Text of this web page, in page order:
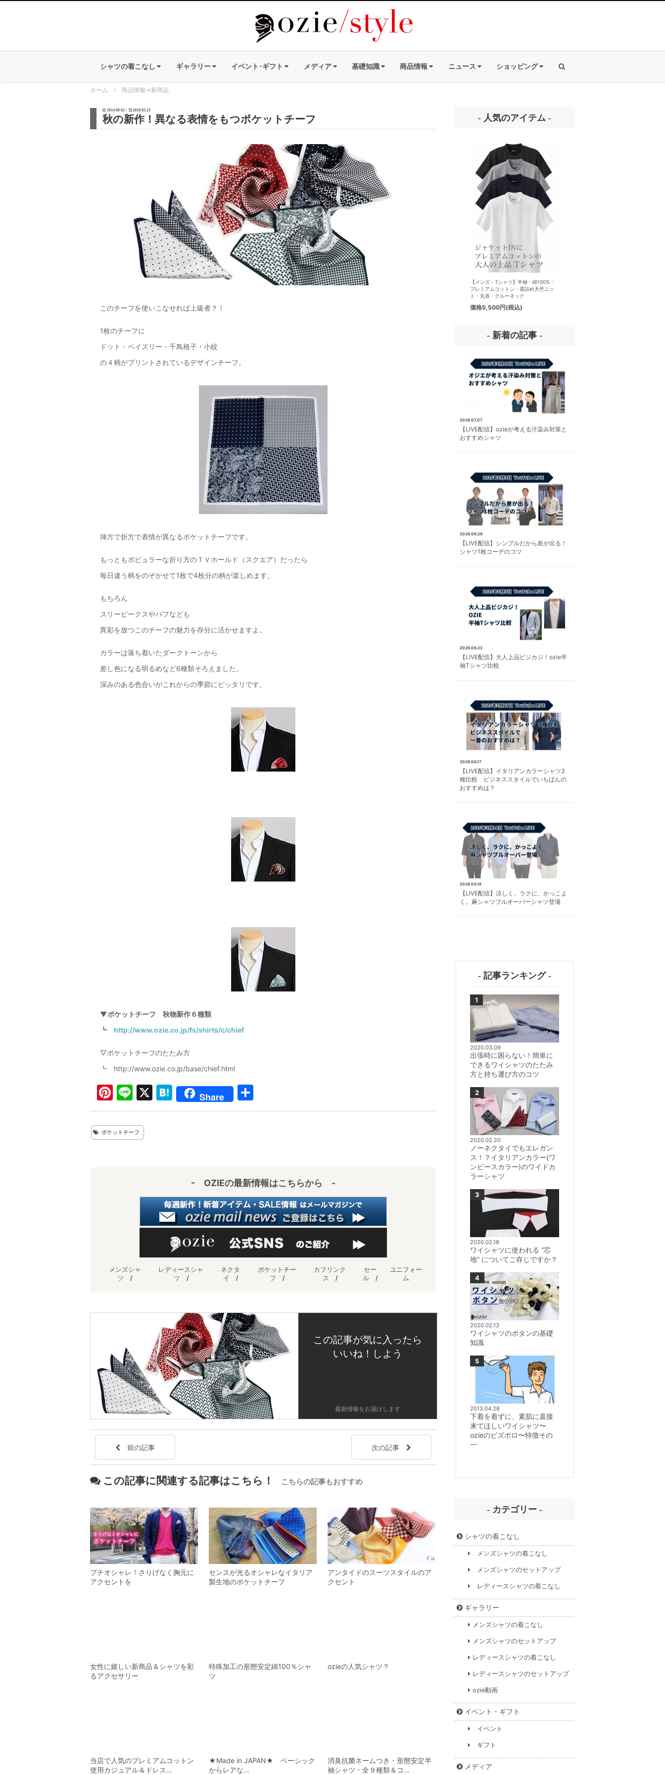
シャツの着こなし ギャラリー イベント･ギフト メディア 基礎知識 商品情報 ニュース ショッピング
ホーム 商品情報→新商品
2014.09.02 / 2018.03.23
秋の新作！異なる表情をもつポケットチーフ
このチーフを使いこなせれば上級者？！
1枚のチーフに
ドット・ペイズリー・千鳥格子・小紋
の４柄がプリントされているデザインチーフ。
挿方で折方で表情が異なるポケットチーフです。
もっともポピュラーな折り方のＴＶホールド（スクエア）だったら
毎日違う柄をのぞかせて1枚で4枚分の柄が楽しめます。
もちろん
スリーピークスやパフなども
異彩を放つこのチーフの魅力を存分に活かせますよ。
カラーは落ち着いたダークトーンから
差し色になる明るめなど6種類そろえました。
深みのある色合いがこれからの季節にピッタリです。
▼ポケットチーフ 秋物新作６種類
┗ http://www.ozie.co.jp/fs/shirts/c/chief
▽ポケットチーフのたたみ方
┗ http://www.ozie.co.jp/base/chief.html
Pi
nt
er
e
Li
n
e
X
H
at
Share
有
ポケットチーフ
- OZIEの最新情報はこちらから -
メンズシャ
ツ /
レディースシャ
ツ /
ネクタ
イ
/
ポケットチー
フ /
カフリンク
ス /
セー
ル/
ユニフォー
ム
この記事が気に入ったら
いいね！しよう
最新情報をお届けします
前の記事 次の記事
この記事に関連する記事はこちら！ こちらの記事もおすすめ
プチオシャレ！さりげなく胸元に
アクセントを
センスが光るオシャレなイタリア
製生地のポケットチーフ
アンタイドのスーツスタイルのア
クセント
女性に嬉しい新商品＆シャツを彩
るアクセサリー
特殊加工の形態安定綿100％シャ
ツ
ozieの人気シャツ？
当店で人気のプレミアムコットン
使用カジュアル＆ドレス…
★Made in JAPAN★ ベーシック
からレアな…
消臭抗菌ネームつき・形態安定半
袖シャツ・全９種類＆コ…
- 人気のアイテム -
【メンズ・ドレスシャツ・ワイシャツ・
【メンズ・Tシャツ】半袖・綿100%・
プレミアムコットン・度詰め天竺ニッ
ト・丸首・クルーネック
価格5,500円(税込)
- 新着の記事 -
2026.07.07
【LIVE配信】ozieが考える汗染み対策と
おすすめシャツ
2026.06.29
【LIVE配信】シンプルだから差が出る！
シャツ1枚コーデのコツ
2026.06.23
【LIVE配信】大人上品ビジカジ！ozie半
袖Tシャツ比較
2026.06.17
【LIVE配信】イタリアンカラーシャツ3
種比較 ビジネススタイルでいちばんの
おすすめは？
2026.05.18
【LIVE配信】涼しく、ラクに、かっこよ
く。麻シャツプルオーバーシャツ登場
- 記事ランキング -
2020.03.09
出張時に困らない！簡単に
できるワイシャツのたたみ
方と持ち運び方のコツ
2020.02.20
ノーネクタイでもエレガン
ス！？イタリアンカラー(ワ
ンピースカラー)のワイドカ
ラーシャツ
2020.02.18
ワイシャツに使われる ”芯
地” についてご存じですか？
2020.02.13
ワイシャツのボタンの基礎
知識
2013.04.26
下着を着ずに、素肌に直接
来てほしいワイシャツ〜
ozieのビズポロ〜特徴その
一
- カテゴリー -
シャツの着こなし
メンズシャツの着こなし
メンズシャツのセットアップ
レディースシャツの着こなし
ギャラリー
メンズシャツの着こなし
メンズシャツのセットアップ
レディースシャツの着こなし
レディースシャツのセットアップ
ozie動画
イベント・ギフト
イベント
ギフト
メディア